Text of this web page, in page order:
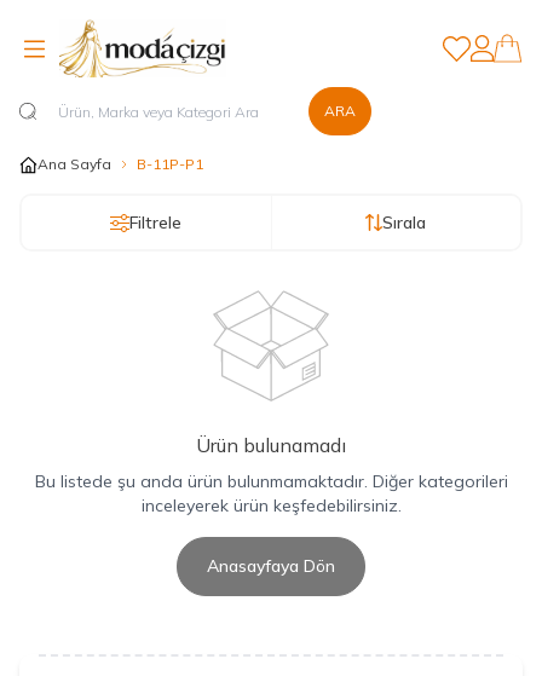
ARA
Hesabım
Favorilerim
Ana Sayfa B-11P-P1
Filtrele Sırala
Ürün bulunamadı
Bu listede şu anda ürün bulunmamaktadır. Diğer kategorileri
inceleyerek ürün keşfedebilirsiniz.
Anasayfaya Dön